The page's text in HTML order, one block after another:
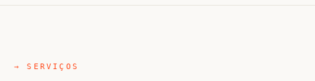
→ SERVIÇOS